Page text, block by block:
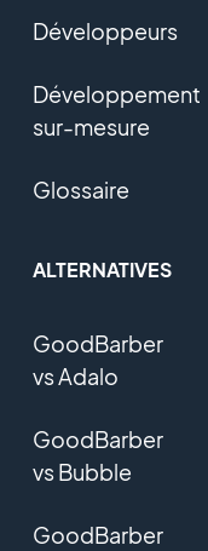
Développeurs
Développement
sur-mesure
Glossaire
ALTERNATIVES
GoodBarber
vs Adalo
GoodBarber
vs Bubble
GoodBarber